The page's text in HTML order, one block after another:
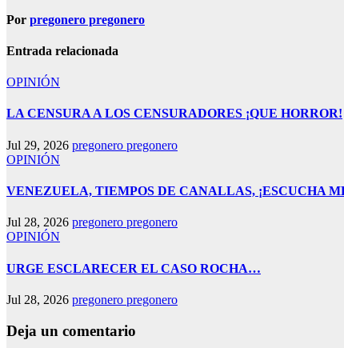
Por pregonero pregonero
Entrada relacionada
OPINIÓN
LA CENSURA A LOS CENSURADORES ¡QUE HORROR!
Jul 29, 2026 pregonero pregonero
OPINIÓN
VENEZUELA, TIEMPOS DE CANALLAS, ¡ESCUCHA
Jul 28, 2026 pregonero pregonero
OPINIÓN
URGE ESCLARECER EL CASO ROCHA…
Jul 28, 2026 pregonero pregonero
Deja un comentario